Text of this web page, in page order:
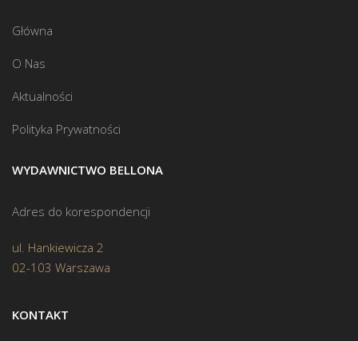
Główna
O Nas
Aktualności
Polityka Prywatności
WYDAWNICTWO BELLONA
Adres do korespondencji
ul. Hankiewicza 2
02-103 Warszawa
KONTAKT